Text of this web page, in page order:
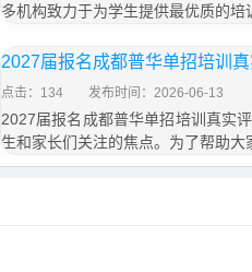
多机构致力于为学生提供最优质的
2027届报名成都普华单招培训
点击：134 发布时间：2026-06-13
2027届报名成都普华单招培训真实
生和家长们关注的焦点。为了帮助